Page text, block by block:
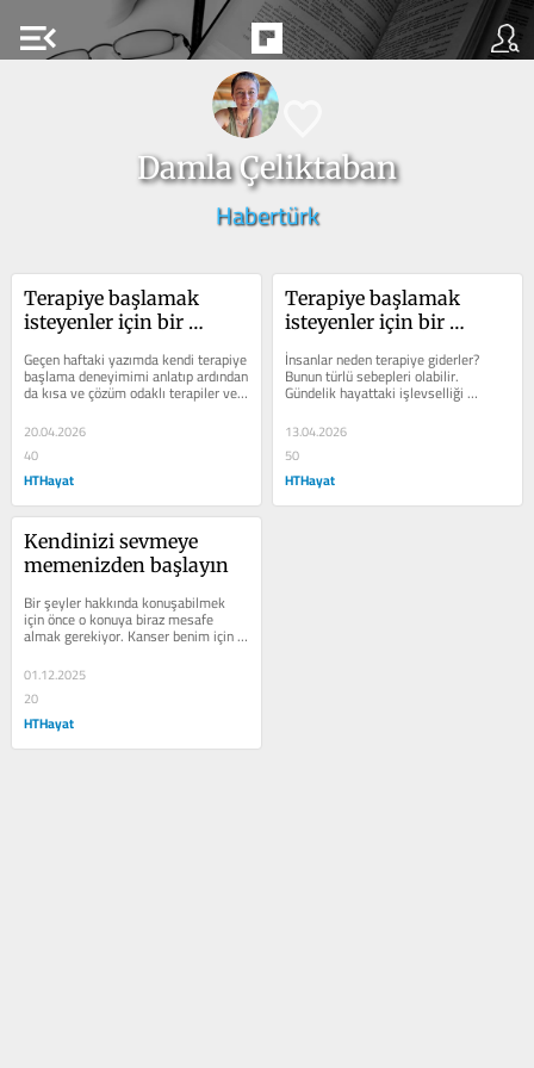
menu_open
Damla Çeliktaban
Habertürk
Terapiye başlamak
isteyenler için bir
Geçen haftaki yazımda kendi terapiye
başlama deneyimimi anlatıp ardından
da kısa ve çözüm odaklı terapiler ve
uzun, süreç odaklı...
20.04.2026
40
HTHayat
Terapiye başlamak
isteyenler için bir
rehber
İnsanlar neden terapiye giderler?
Bunun türlü sebepleri olabilir.
Gündelik hayattaki işlevselliği
engelleyen fobiler (köpek korkusu
yüzünden...
13.04.2026
50
HTHayat
Kendinizi sevmeye
memenizden başlayın
Bir şeyler hakkında konuşabilmek
için önce o konuya biraz mesafe
almak gerekiyor. Kanser benim için
öyle bir konu. Takvim Ekim ayını...
01.12.2025
20
HTHayat